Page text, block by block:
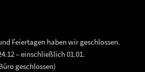
Feiertagen haben wir geschlossen.
– einschließlich 01.01.
geschlossen)